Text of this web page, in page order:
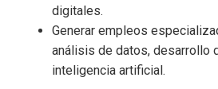
digitales.
Generar empleos
análisis de datos, desarrollo
inteligencia artificial.